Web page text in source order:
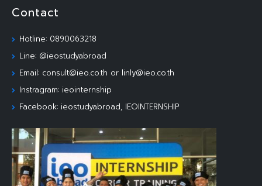
Contact
Hotline: 0890063218
Line: @ieostudyabroad
Email: consult@ieo.co.th or linly@ieo.co.th
Instragram: ieointernship
Facebook: ieostudyabroad, IEOINTERNSHIP